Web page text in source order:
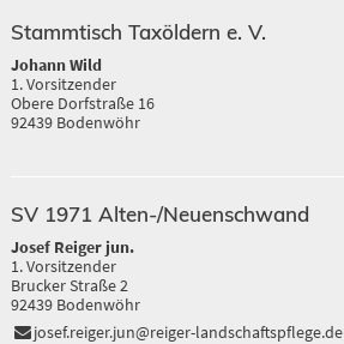
Stammtisch Taxöldern e. V.
Johann Wild
1. Vorsitzender
Obere Dorfstraße 16
92439 Bodenwöhr
SV 1971 Alten-/Neuenschwand
Josef Reiger jun.
1. Vorsitzender
Brucker Straße 2
92439 Bodenwöhr
josef.reiger.jun@reiger-landschaftspflege.de